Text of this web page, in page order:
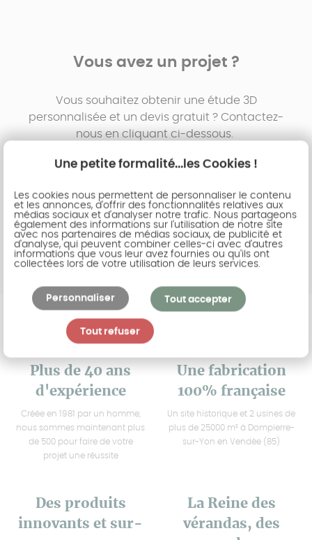
Vous avez un projet ?
Vous souhaitez obtenir une étude 3D
personnalisée et un devis gratuit ? Contactez-
nous en cliquant ci-dessous.
Demander un devis Être rappelé
Trouver une agence
AKENA, c'est...
Plus de 40 ans
d'expérience
Créée en 1981 par un homme,
nous sommes maintenant plus
de 500 pour faire de votre
projet une réussite
Une fabrication
100% française
Un site historique et 2 usines de
plus de 25000 m² à Dompierre-
sur-Yon en Vendée (85)
Des produits
innovants et sur-
La Reine des
vérandas, des
Une petite formalité...les Cookies !
Les cookies nous permettent de personnaliser le contenu
et les annonces, d'offrir des fonctionnalités relatives aux
médias sociaux et d'analyser notre trafic. Nous partageons
également des informations sur l'utilisation de notre site
avec nos partenaires de médias sociaux, de publicité et
d'analyse, qui peuvent combiner celles-ci avec d'autres
informations que vous leur avez fournies ou qu'ils ont
collectées lors de votre utilisation de leurs services.
Tout accepter
Tout refuser
Personnaliser